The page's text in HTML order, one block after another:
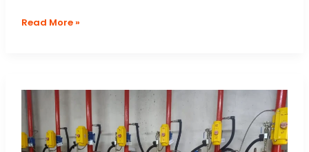
Jual
Removable
Electrical
Actuator
Read More »